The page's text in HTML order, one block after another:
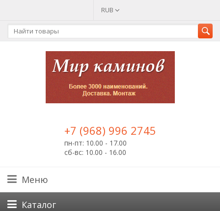
RUB
+7 (968) 996 2745
пн-пт: 10.00 - 17.00
сб-вс: 10.00 - 16.00
Меню
Каталог